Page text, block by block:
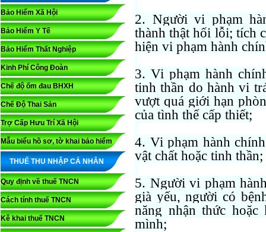
Bảo Hiểm Xã Hội
Bảo Hiểm Y Tế
Bảo Hiểm Thất Nghiệp
Kinh Phí Công Đoàn
Chế độ ốm đau BHXH
Chế Độ Thai Sản
Trợ Cấp Hưu Trí Xã Hội
Mẫu biểu hồ sơ, tờ khai bảo hiểm
THUẾ THU NHẬP CÁ NHÂN
Quy định về thuế TNCN
Cách tính thuế TNCN
Kê khai thuế TNCN
2. Người vi phạm
thành thật hối lỗi; tích
hiện vi phạm hành
3. Vi phạm hành
tinh thần do hành vi
vượt quá giới hạn
của tình thế cấp thiết;
4. Vi phạm hành
vật chất hoặc tinh thần;
5. Người vi phạm
già yếu, người có
năng nhận thức
mình;